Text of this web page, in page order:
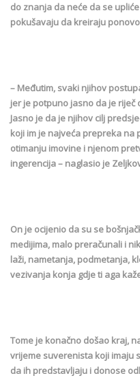
do znanja da neće da se
pokušavaju da kreiraju
– Međutim, svaki njihov
jer je potpuno jasno da je riječ
Јasno je da je njihov cilj
koji im je najveća prepreka
otimanju imovine i njenom
ingerencija – naglasio je
On je ocijenio da su se
medijima, malo preračunali i
laži, nametanja, podmetanja,
vezivanja konja gdje ti aga
Tome je konačno došao kraj,
vrijeme suverenista koji imaju
da ih predstavljaju i donose